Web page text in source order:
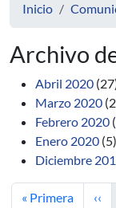
Inicio
Archivo
Abril 2020
Marzo 2020
Febrero 2020
Enero 2020 (5)
Diciembre
Primera página
« Primera ‹‹